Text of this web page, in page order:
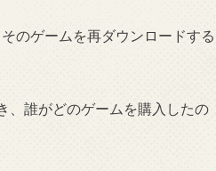
のゲームを再ダウンロードする
、誰がどのゲームを購入したの